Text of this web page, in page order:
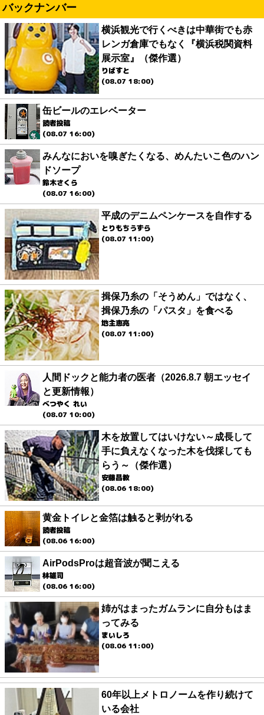
バックナンバー
横浜観光で行くべきは中華街でも赤
レンガ倉庫でもなく『横浜税関資料
展示室』（傑作選）
りばすと
(08.07 18:00)
缶ビールのエレベーター
読者投稿
(08.07 16:00)
みんなにおいを嗅ぎたくなる、めんたいこ色のハン
ドソープ
鈴木さくら
(08.07 16:00)
平成のデニムペンケースを自作する
とりもちうずら
(08.07 11:00)
揖保乃糸の「そうめん」ではなく、
揖保乃糸の「パスタ」を食べる
地主恵亮
(08.07 11:00)
人間ドックと能力者の医者（2026.8.7 朝エッセイ
と更新情報）
べつやく れい
(08.07 10:00)
木を放置してはいけない～成長して
手に負えなくなった木を伐採しても
らう～（傑作選）
安藤昌教
(08.06 18:00)
黄金トイレと金箔は触ると剥がれる
読者投稿
(08.06 16:00)
AirPodsProは超音波が聞こえる
林雄司
(08.06 16:00)
姉がはまったガムランに自分もはま
ってみる
まいしろ
(08.06 11:00)
60年以上メトロノームを作り続けて
いる会社